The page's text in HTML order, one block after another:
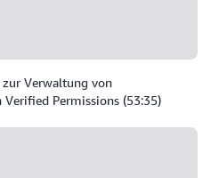
Verwaltung von
Permissions (53:35)